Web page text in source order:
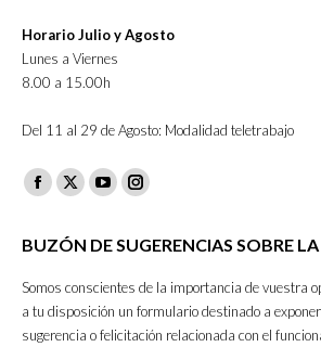
Horario Julio y Agosto
Lunes a Viernes
8.00 a 15.00h
Del 11 al 29 de Agosto: Modalidad teletrabajo
Facebook
opens
new
window
X
opens
new
window
YouTube
opens
new
window
Instagram
opens
in
new
window
BUZÓN DE SUGERENCIAS SOBRE
Somos conscientes de la importancia de vuestra
a tu disposición un formulario destinado a
sugerencia o felicitación relacionada con el